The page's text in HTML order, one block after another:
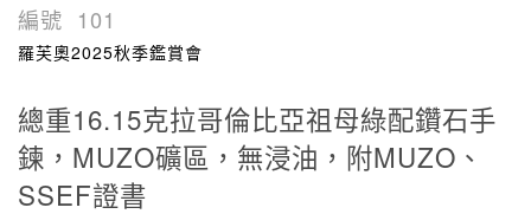
編號 101
羅芙奧2025秋季鑑賞會
總重16.15克拉哥倫比亞祖母綠配鑽石手
鍊，MUZO礦區，無浸油，附MUZO、
SSEF證書